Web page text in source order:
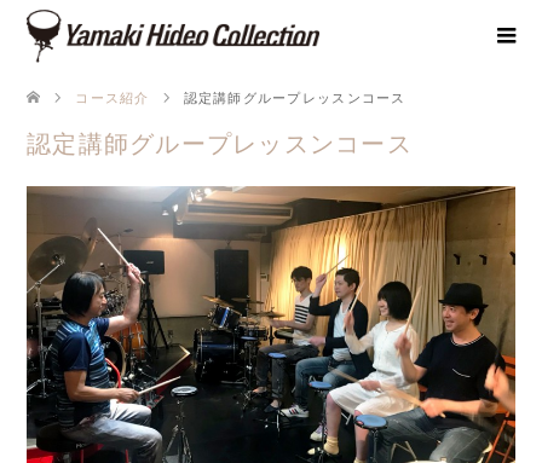
コース紹介 認定講師グループレッスンコース
認定講師グループレッスンコース